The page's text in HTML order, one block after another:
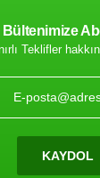
Bültenimize
Teklifler
KAYDOL